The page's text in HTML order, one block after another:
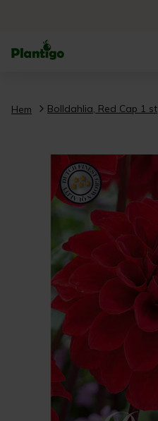
Hem Bolldahlia, Red Cap 1 st